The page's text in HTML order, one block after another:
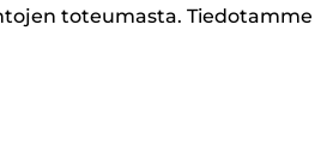
toteumasta. Tiedotamme